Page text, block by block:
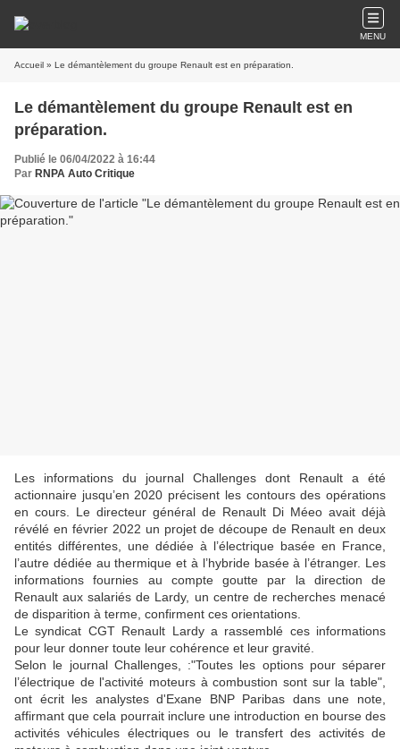
MENU
Accueil » Le démantèlement du groupe Renault est en préparation.
Le démantèlement du groupe Renault est en
préparation.
Publié le 06/04/2022 à 16:44
Par RNPA Auto Critique
Les informations du journal Challenges dont Renault a été
actionnaire jusqu’en 2020 précisent les contours des opérations
en cours. Le directeur général de Renault Di Méeo avait déjà
révélé en février 2022 un projet de découpe de Renault en deux
entités différentes, une dédiée à l’électrique basée en France,
l’autre dédiée au thermique et à l’hybride basée à l’étranger. Les
informations fournies au compte goutte par la direction de
Renault aux salariés de Lardy, un centre de recherches menacé
de disparition à terme, confirment ces orientations.
Le syndicat CGT Renault Lardy a rassemblé ces informations
pour leur donner toute leur cohérence et leur gravité.
Selon le journal Challenges, :"Toutes les options pour séparer
l’électrique de l'activité moteurs à combustion sont sur la table",
ont écrit les analystes d'Exane BNP Paribas dans une note,
affirmant que cela pourrait inclure une introduction en bourse des
activités véhicules électriques ou le transfert des activités de